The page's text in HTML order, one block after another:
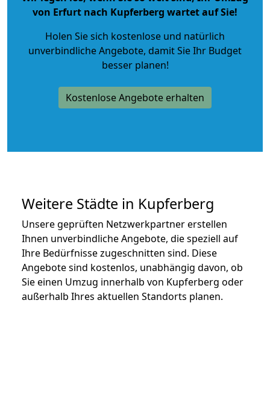
von Erfurt nach Kupferberg wartet auf Sie!
Holen Sie sich kostenlose und natürlich
unverbindliche Angebote, damit Sie Ihr Budget
besser planen!
Kostenlose Angebote erhalten
Weitere Städte in Kupferberg
Unsere geprüften Netzwerkpartner erstellen
Ihnen unverbindliche Angebote, die speziell auf
Ihre Bedürfnisse zugeschnitten sind. Diese
Angebote sind kostenlos, unabhängig davon, ob
Sie einen Umzug innerhalb von Kupferberg oder
außerhalb Ihres aktuellen Standorts planen.